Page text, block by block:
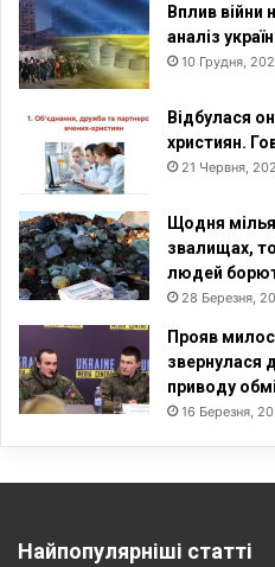
Вплив війни
аналіз
10 Грудня,
Відбулася
християн.
21 Червня,
Щодня
звалищах,
людей
28 Березня,
Прояв
звернулася
приводу
16 Березня,
Найпопулярніші статті